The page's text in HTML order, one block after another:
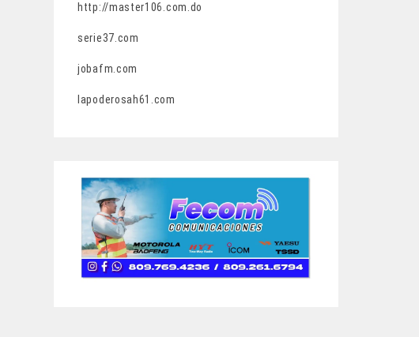
http://master106.com.do
serie37.com
jobafm.com
lapoderosah61.com